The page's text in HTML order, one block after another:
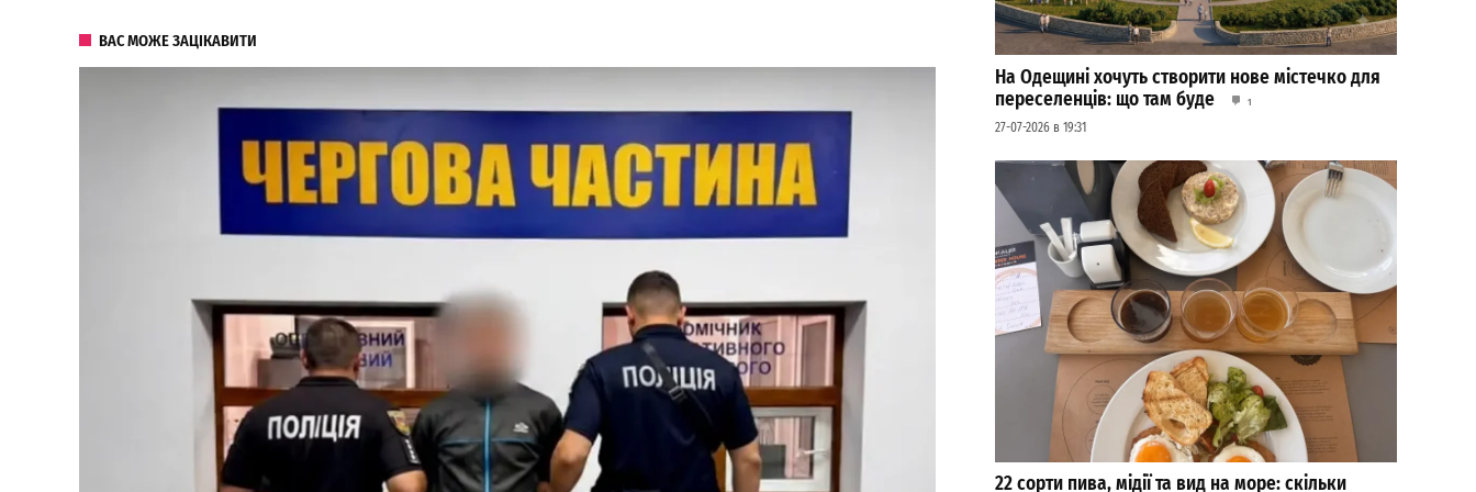
ВАС МОЖЕ ЗАЦІКАВИТИ
На Одещині хочуть створити нове містечко для
переселенців: що там буде
1
27-07-2026 в 19:31
22 сорти пива, мідії та вид на море: скільки